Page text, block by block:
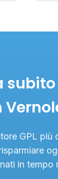
GPL più
in tempo